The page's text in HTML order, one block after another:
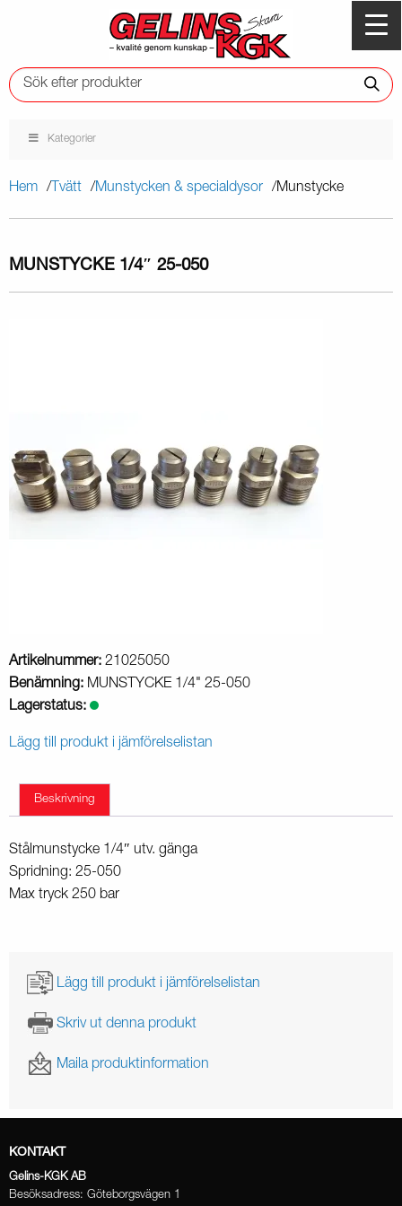
Kategorier
Hem Tvätt Munstycken & specialdysor Munstycke
MUNSTYCKE 1/4″ 25-050
Artikelnummer: 21025050
Benämning: MUNSTYCKE 1/4" 25-050
Lagerstatus:
Lägg till produkt i jämförelselistan
Beskrivning
Stålmunstycke 1/4″ utv. gänga
Spridning: 25-050
Max tryck 250 bar
Lägg till produkt i jämförelselistan
Skriv ut denna produkt
Maila produktinformation
KONTAKT
Gelins-KGK AB
Besöksadress: Göteborgsvägen 1